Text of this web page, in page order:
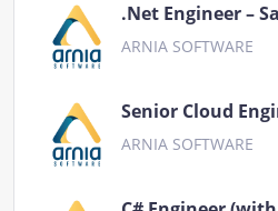
.Net Engineer –
ARNIA SOFTWARE
Senior Cloud
ARNIA SOFTWARE